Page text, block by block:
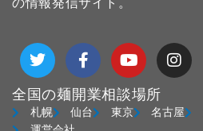
の情報発信サイト。
T
w
i
t
t
e
F
a
c
e
b
o
Y
o
u
t
u
b
I
n
s
a
g
全国の麺開業相談場所
札幌 仙台 東京 名古屋